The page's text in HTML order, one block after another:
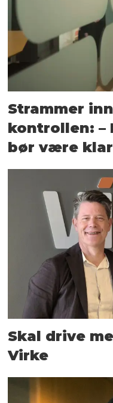
Strammer
kontrollen: –
bør være
Skal drive
Virke